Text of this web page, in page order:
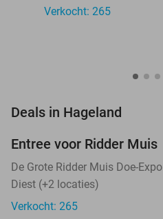
Verkocht: 265
Deals in Hageland
TODAY
Entree voor Ridder Muis
De Grote Ridder Muis Doe-Expo
Diest (+2 locaties)
Verkocht: 265